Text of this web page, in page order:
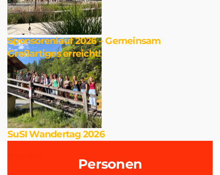
Sponsorenlauf 2026 – Gemeinsam
Großartiges erreicht!
27.07.2026
SuSI Wandertag 2026
Personen